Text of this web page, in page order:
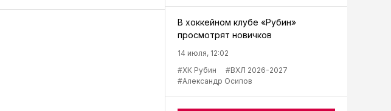
В хоккейном клубе «Рубин»
просмотрят новичков
14 июля, 12:02
#ХК Рубин
#ВХЛ 2026-2027
#Александр Осипов